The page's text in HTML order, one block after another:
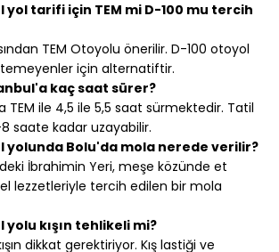
tarifi için TEM mi D-100 mu tercih
TEM Otoyolu önerilir. D-100 otoyol
için alternatiftir.
kaç saat sürer?
TEM ile 4,5 ile 5,5 saat sürmektedir. Tatil
saate kadar uzayabilir.
yolunda Bolu'da mola nerede verilir?
İbrahimin Yeri, meşe közünde et
lezzetleriyle tercih edilen bir mola
kışın tehlikeli mi?
dikkat gerektiriyor. Kış lastiği ve